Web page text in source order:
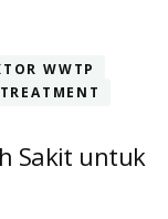
WWTP
Sakit untuk